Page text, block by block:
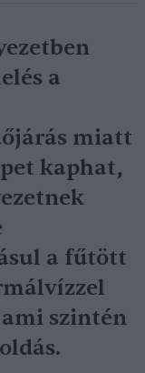
a
miatt
kaphat,
a fűtött
szintén